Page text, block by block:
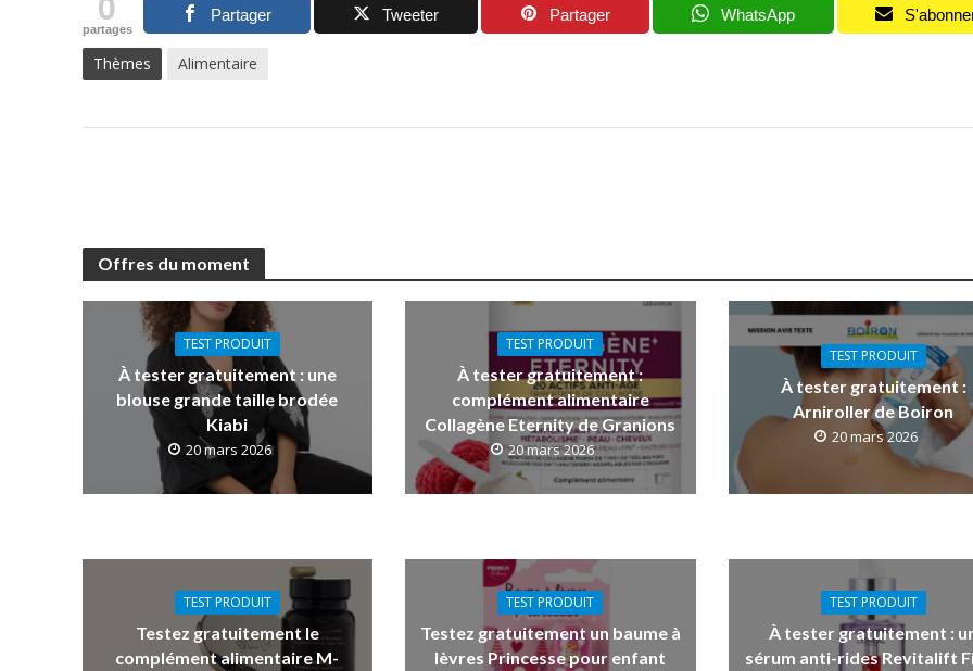
partages
Partager Tweeter Partager WhatsApp
Thèmes Alimentaire
Offres du moment
TEST PRODUIT
À tester gratuitement : une
blouse grande taille brodée
Kiabi
20 mars 2026
TEST PRODUIT
À tester gratuitement :
complément alimentaire
Collagène Eternity de Granions
20 mars 2026
TEST PRODUIT
À tester gratuitement :
Arniroller de Boiron
20 mars 2026
TEST PRODUIT
Testez gratuitement le
complément alimentaire M-
TEST PRODUIT
Testez gratuitement un baume à
lèvres Princesse pour enfant
TEST PRODUIT
À tester gratuitement :
sérum anti-rides Revitalift